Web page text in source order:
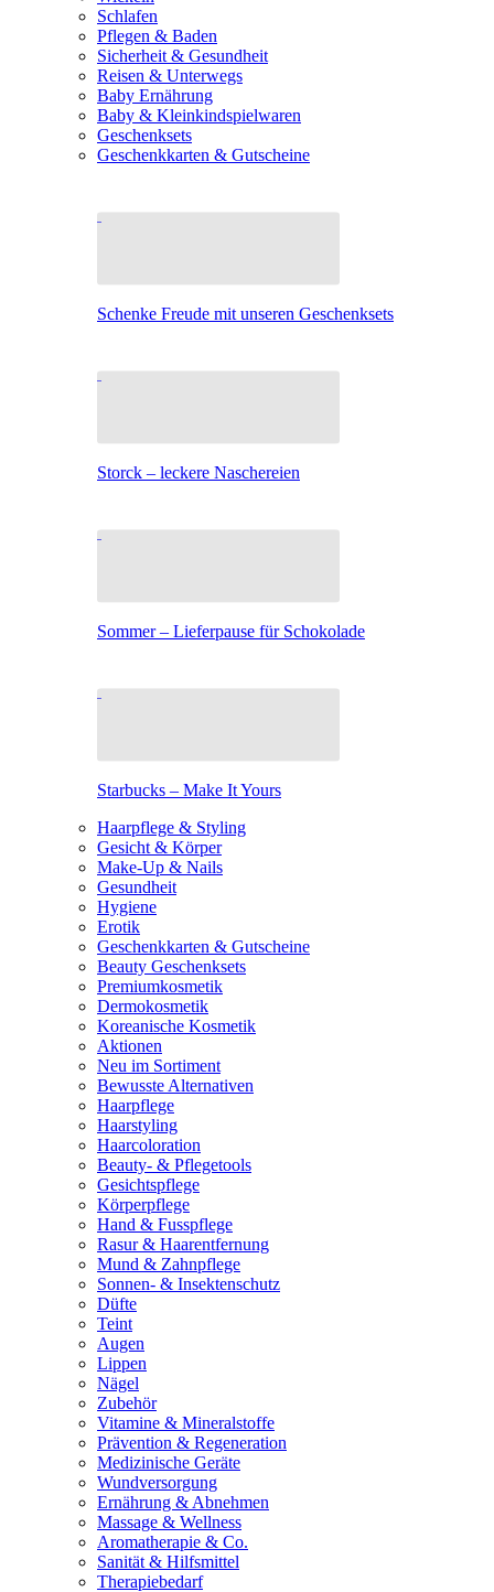
Schlafen
Pflegen & Baden
Sicherheit & Gesundheit
Reisen & Unterwegs
Baby Ernährung
Baby & Kleinkindspielwaren
Geschenksets
Geschenkkarten & Gutscheine
Schenke Freude mit unseren Geschenksets
Storck – leckere Naschereien
Sommer – Lieferpause für Schokolade
Starbucks – Make It Yours
Haarpflege & Styling
Gesicht & Körper
Make-Up & Nails
Gesundheit
Hygiene
Erotik
Geschenkkarten & Gutscheine
Beauty Geschenksets
Premiumkosmetik
Dermokosmetik
Koreanische Kosmetik
Aktionen
Neu im Sortiment
Bewusste Alternativen
Haarpflege
Haarstyling
Haarcoloration
Beauty- & Pflegetools
Gesichtspflege
Körperpflege
Hand & Fusspflege
Rasur & Haarentfernung
Mund & Zahnpflege
Sonnen- & Insektenschutz
Düfte
Teint
Augen
Lippen
Nägel
Zubehör
Vitamine & Mineralstoffe
Prävention & Regeneration
Medizinische Geräte
Wundversorgung
Ernährung & Abnehmen
Massage & Wellness
Aromatherapie & Co.
Sanität & Hilfsmittel
Therapiebedarf